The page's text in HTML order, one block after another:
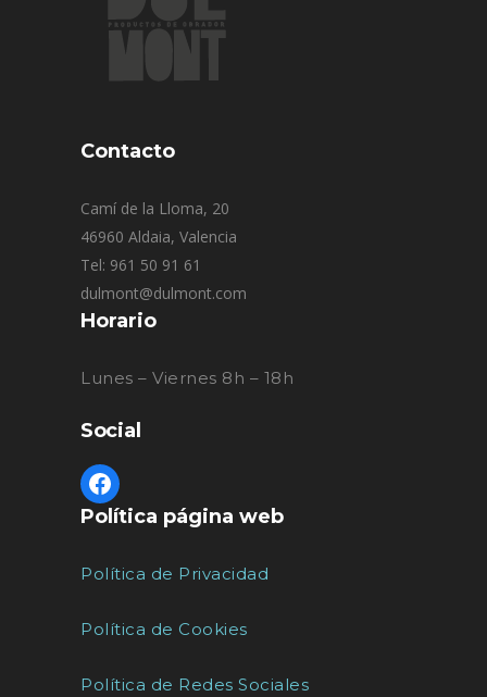
Contacto
Camí de la Lloma, 20
46960 Aldaia, Valencia
Tel: 961 50 91 61
dulmont@dulmont.com
Horario
Lunes – Viernes 8h – 18h
Social
Política página web
Política de Privacidad
Política de Cookies
Política de Redes Sociales